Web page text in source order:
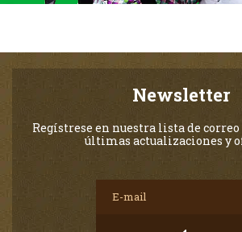
Newsletter
Regístrese en nuestra lista de
últimas actualizaciones y